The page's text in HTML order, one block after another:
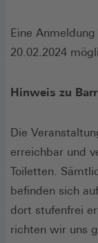
Eine
20.02.2024
Hinweis zu
Die
erreichbar und
Toiletten.
befinden sich
dort stufenfrei
richten wir uns